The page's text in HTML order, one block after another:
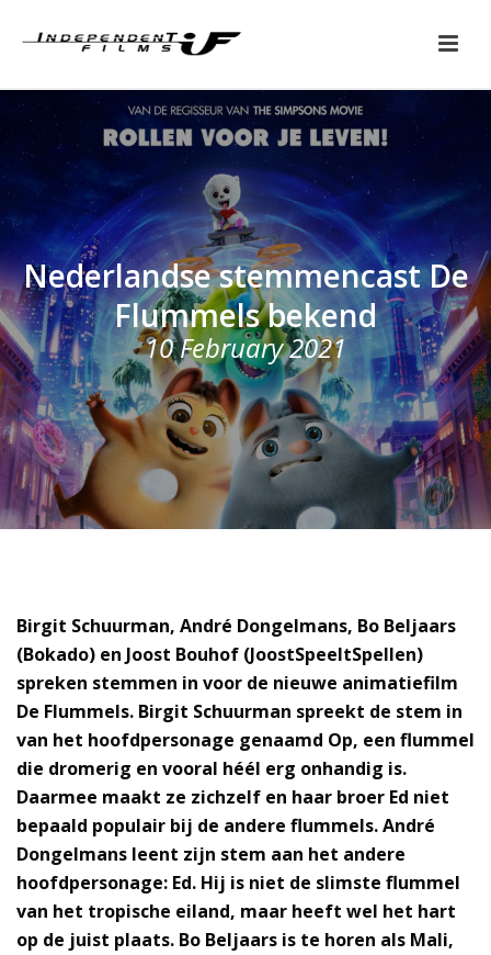
Nederlandse stemmencast De
Flummels bekend
10 February 2021
Birgit Schuurman, André Dongelmans, Bo Beljaars
(Bokado) en Joost Bouhof (JoostSpeeltSpellen)
spreken stemmen in voor de nieuwe animatiefilm
De Flummels. Birgit Schuurman spreekt de stem in
van het hoofdpersonage genaamd Op, een flummel
die dromerig en vooral héél erg onhandig is.
Daarmee maakt ze zichzelf en haar broer Ed niet
bepaald populair bij de andere flummels. André
Dongelmans leent zijn stem aan het andere
hoofdpersonage: Ed. Hij is niet de slimste flummel
van het tropische eiland, maar heeft wel het hart
op de juist plaats. Bo Beljaars is te horen als Mali,